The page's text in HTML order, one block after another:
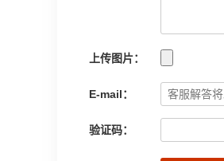
上传图片：
E-mail：
验证码：